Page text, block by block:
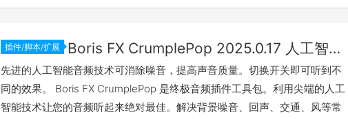
游戏和艺术作品创造生动的景观。此外，物体散射与新的生物群落系统配合
插件/脚本/扩展 Boris FX CrumplePop 2025.0.17 人工智能终极音频插件包(Win&Mac)
先进的人工智能音频技术可消除噪音，提高声音质量。切换开关即可听到不
同的效果。 Boris FX CrumplePop 是终极音频插件工具包。利用尖端的人工
智能技术让您的音频听起来绝对最佳。解决背景噪音、回声、交通、风等常